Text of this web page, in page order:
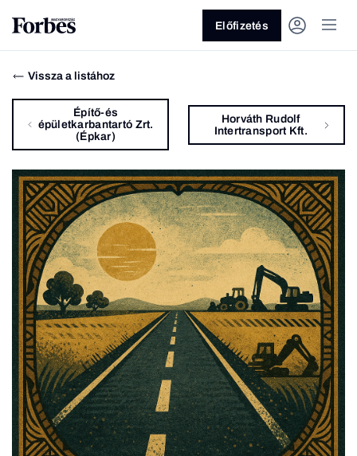
Vagy fedezze fel a következő
témákat
Üzlet Pénz Zöld Legyél jobb!
Előfizetés
Vissza a listához
Építő-és
épületkarbantartó Zrt.
(Épkar)
Horváth Rudolf
Intertransport Kft.